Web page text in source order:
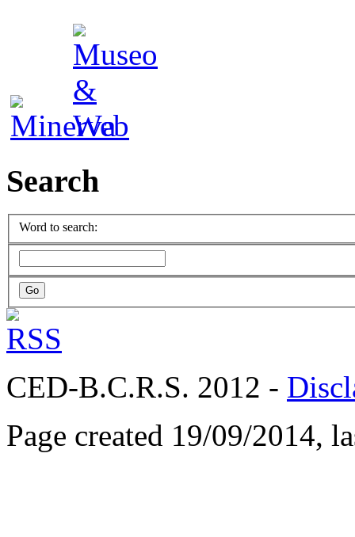
Search
Word to search:
CED-B.C.R.S. 2012 -
Page created 19/09/2014,